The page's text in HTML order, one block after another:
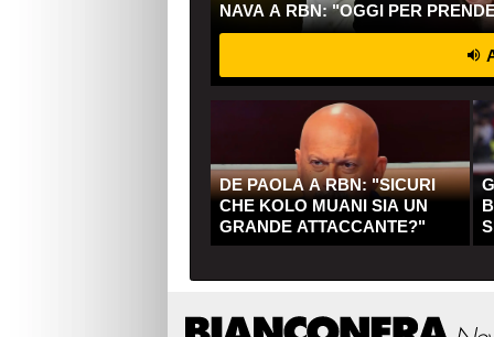
NAVA A RBN: "OGGI PER
DE PAOLA A RBN: "SICURI
CHE KOLO MUANI SIA UN
GRANDE ATTACCANTE?"